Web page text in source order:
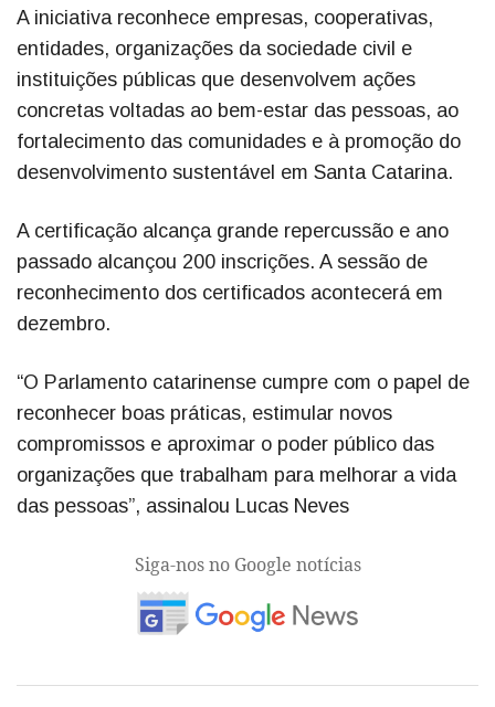
A iniciativa reconhece empresas, cooperativas,
entidades, organizações da sociedade civil e
instituições públicas que desenvolvem ações
concretas voltadas ao bem-estar das pessoas, ao
fortalecimento das comunidades e à promoção do
desenvolvimento sustentável em Santa Catarina.
A certificação alcança grande repercussão e ano
passado alcançou 200 inscrições. A sessão de
reconhecimento dos certificados acontecerá em
dezembro.
“O Parlamento catarinense cumpre com o papel de
reconhecer boas práticas, estimular novos
compromissos e aproximar o poder público das
organizações que trabalham para melhorar a vida
das pessoas”, assinalou Lucas Neves
Siga-nos no Google notícias